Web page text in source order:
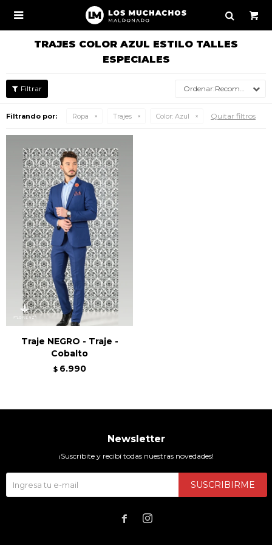

TRAJES COLOR AZUL ESTILO TALLES
ESPECIALES
Recomendados
Filtrando por: Ropa Trajes Color: Azul Quitar filtros
Traje NEGRO - Traje -
Cobalto
$ 6.990
Newsletter
¡Suscribite y recibí todas nuestras novedades!
SUSCRIBIRME
 